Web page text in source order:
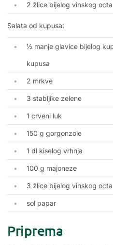
2 žlice bijelog vinskog octa
Salata od kupusa:
½ manje glavice bijelog
kupusa
2 mrkve
3 stabljike zelene
1 crveni luk
150 g gorgonzole
1 dl kiselog vrhnja
100 g majoneze
3 žlice bijelog vinskog octa
sol papar
Priprema